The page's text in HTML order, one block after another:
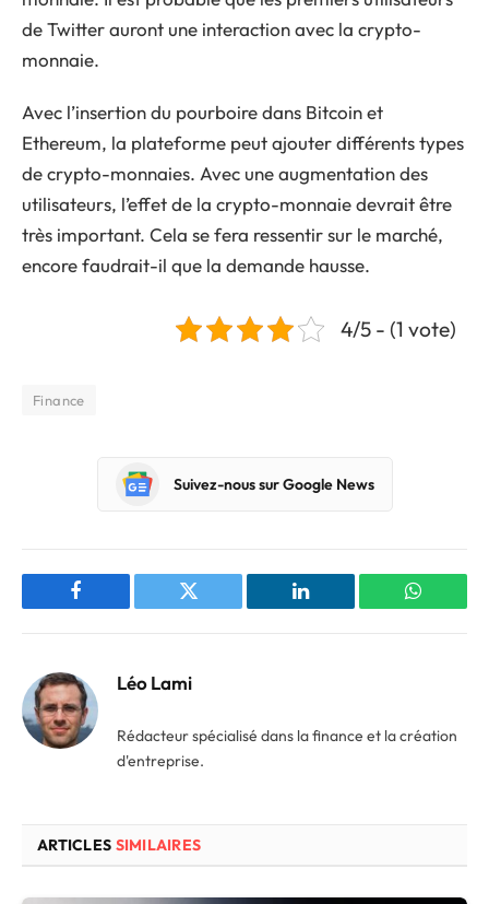
de Twitter auront une interaction avec la crypto-
monnaie.
Avec l’insertion du pourboire dans Bitcoin et
Ethereum, la plateforme peut ajouter différents types
de crypto-monnaies. Avec une augmentation des
utilisateurs, l’effet de la crypto-monnaie devrait être
très important. Cela se fera ressentir sur le marché,
encore faudrait-il que la demande hausse.
4/5 - (1 vote)
Finance
Suivez-nous sur Google News
Facebook Twitter LinkedIn
Léo Lami
Rédacteur spécialisé dans la finance et la création
d'entreprise.
ARTICLES SIMILAIRES